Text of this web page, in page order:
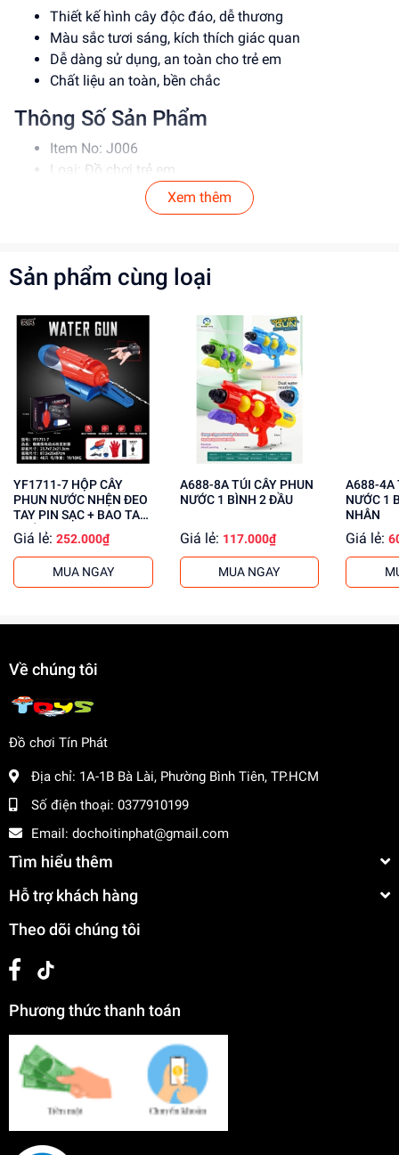
Thiết kế hình cây độc đáo, dễ thương
Màu sắc tươi sáng, kích thích giác quan
Dễ dàng sử dụng, an toàn cho trẻ em
Chất liệu an toàn, bền chắc
Thông Số Sản Phẩm
Item No: J006
Loại: Đồ chơi trẻ em
Chất liệu: Nhựa an toàn
Độ tuổi phù hợp: 3-12 tuổi
Rửa sạch tay trước khi sử dụng
Hướng dẫn bé sử dụng an toàn
Tránh để trẻ em sử dụng một mình
Lợi Ích Phát Triển
Phát triển khả năng vận động
Rèn luyện sức khỏe thể chất
Tăng cường khả năng sáng tạo
Mua ngay túi cây bắn nước J006 tạidochoitinphat.com,
chúng tôi cung cấp giá sỉ cho khách buôn và giao hàng
toàn quốc. Liên hệ ngay để biết thêm thông tin!
Xem thêm
Sản phẩm cùng loại
YF1711-7 HỘP CÂY
PHUN NƯỚC NHỆN ĐEO
TAY PIN SẠC + BAO TAY
NHỆN
Giá lẻ: 252.000₫
MUA NGAY
A688-8A TÚI CÂY PHUN
NƯỚC 1 BÌNH 2 ĐẦU
Giá lẻ: 117.000₫
MUA NGAY
A688-4A TÚI CÂY PHUN
NƯỚC 1
NHÂN
Giá lẻ:
Về chúng tôi
Đồ chơi Tín Phát
Địa chỉ: 1A-1B Bà Lài, Phường Bình Tiên, TP.HCM
Số điện thoại: 0377910199
Email: dochoitinphat@gmail.com
Tìm hiểu thêm
Hỗ trợ khách hàng
Theo dõi chúng tôi
Phương thức thanh toán